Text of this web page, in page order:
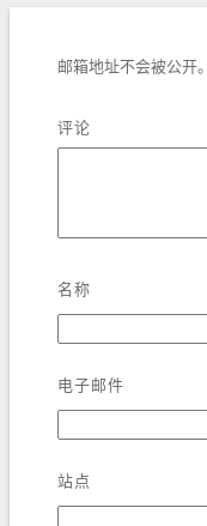
邮箱地址不会被公开。
评论
名称
电子邮件
站点